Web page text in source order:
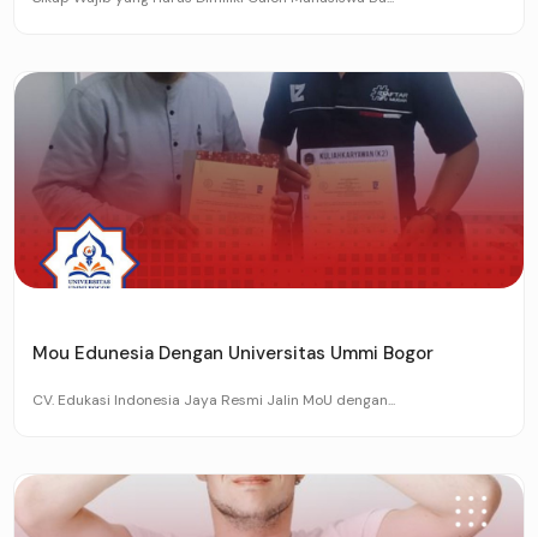
Mou Edunesia Dengan Universitas Ummi Bogor
CV. Edukasi Indonesia Jaya Resmi Jalin MoU dengan...